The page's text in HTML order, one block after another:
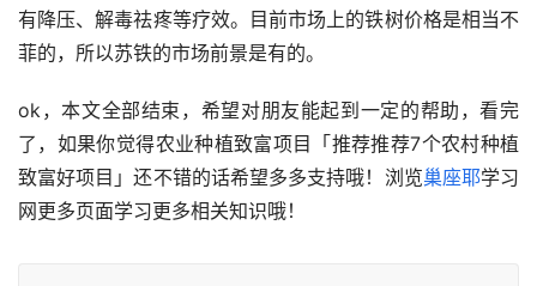
有降压、解毒祛疼等疗效。目前市场上的铁树价格是相当不
菲的，所以苏铁的市场前景是有的。
ok，本文全部结束，希望对朋友能起到一定的帮助，看完
了，如果你觉得农业种植致富项目「推荐推荐7个农村种植
致富好项目」还不错的话希望多多支持哦！浏览巢座耶学习
网更多页面学习更多相关知识哦！